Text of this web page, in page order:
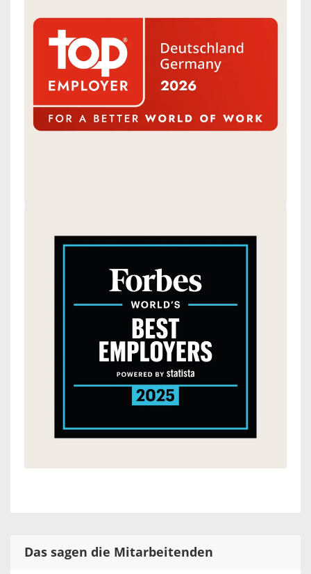
Das sagen die Mitarbeitenden